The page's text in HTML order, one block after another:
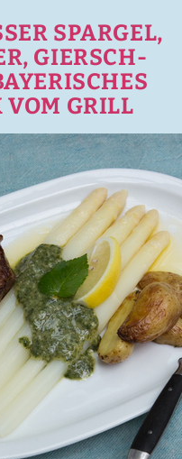
SPARGEL,
GIERSCH-
VOM GRILL